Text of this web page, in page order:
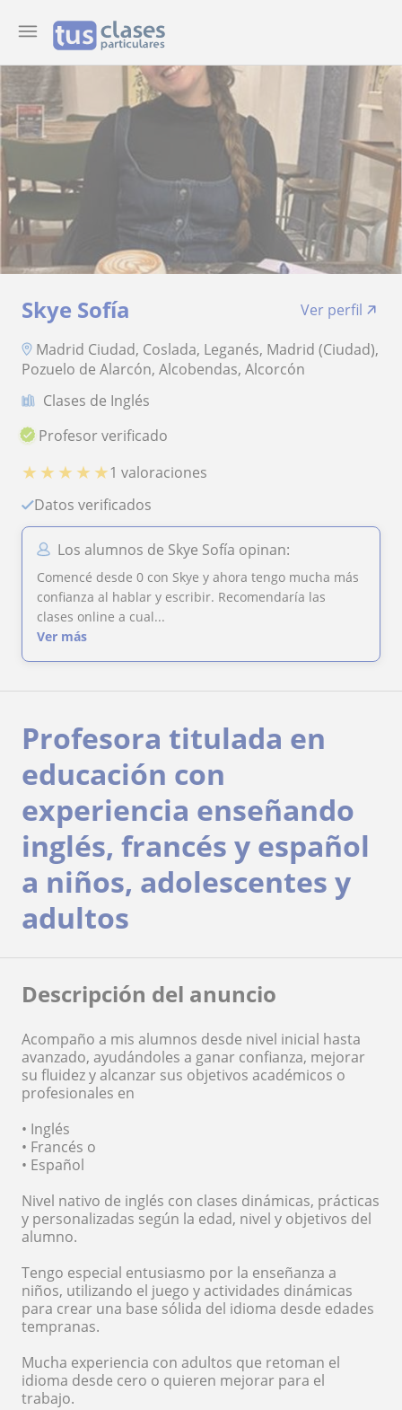
Skye Sofía
Ver perfil
Madrid Ciudad, Coslada, Leganés, Madrid (Ciudad),
Pozuelo de Alarcón, Alcobendas, Alcorcón
Clases de Inglés
Profesor verificado
★ ★ ★ ★ ★1 valoraciones
Datos verificados
Los alumnos de Skye Sofía opinan:
Comencé desde 0 con Skye y ahora tengo mucha más
confianza al hablar y escribir. Recomendaría las
clases online a cual...
Ver más
Profesora titulada en
educación con
experiencia enseñando
inglés, francés y español
a niños, adolescentes y
adultos
Descripción del anuncio
Acompaño a mis alumnos desde nivel inicial hasta
avanzado, ayudándoles a ganar confianza, mejorar
su fluidez y alcanzar sus objetivos académicos o
profesionales en
• Inglés
• Francés o
• Español
Nivel nativo de inglés con clases dinámicas, prácticas
y personalizadas según la edad, nivel y objetivos del
alumno.
Tengo especial entusiasmo por la enseñanza a
niños, utilizando el juego y actividades dinámicas
para crear una base sólida del idioma desde edades
tempranas.
Mucha experiencia con adultos que retoman el
idioma desde cero o quieren mejorar para el
trabajo.